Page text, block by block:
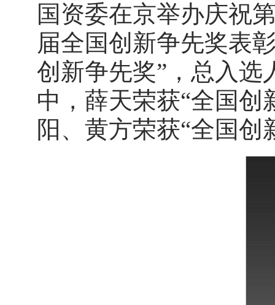
国资委在京举办庆祝
届全国创新争先奖表
创新争先奖”，总入选
中，薛天荣获“全国创
阳、黄方荣获“全国创